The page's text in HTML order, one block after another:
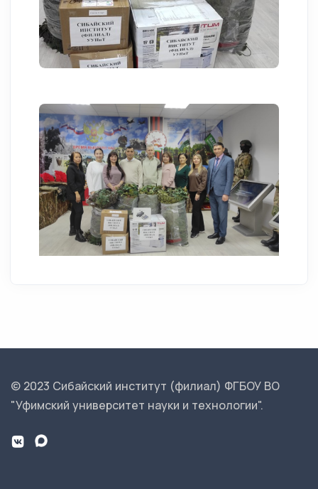
© 2023 Сибайский институт (филиал) ФГБОУ ВО
"Уфимский университет науки и технологии".